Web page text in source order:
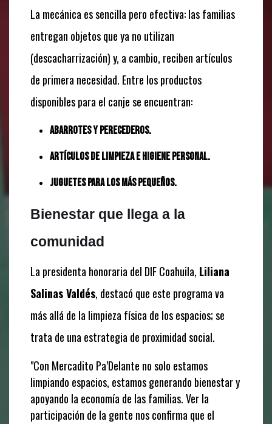
La mecánica es sencilla pero efectiva: las familias
entregan objetos que ya no utilizan
(descacharrización) y, a cambio, reciben artículos
de primera necesidad. Entre los productos
disponibles para el canje se encuentran:
Abarrotes y perecederos.
Artículos de limpieza e higiene personal.
Juguetes para los más pequeños.
Bienestar que llega a la
comunidad
La presidenta honoraria del DIF Coahuila, Liliana
Salinas Valdés, destacó que este programa va
más allá de la limpieza física de los espacios; se
trata de una estrategia de proximidad social.
"Con Mercadito Pa’Delante no solo estamos
limpiando espacios, estamos generando bienestar y
apoyando la economía de las familias. Ver la
participación de la gente nos confirma que el